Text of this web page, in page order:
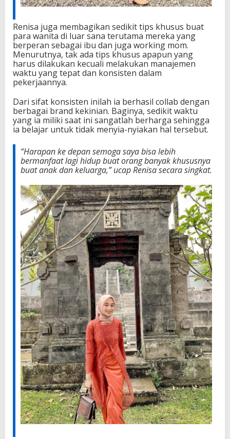
Renisa juga membagikan sedikit tips khusus buat
para wanita di luar sana terutama mereka yang
berperan sebagai ibu dan juga working mom.
Menurutnya, tak ada tips khusus apapun yang
harus dilakukan kecuali melakukan manajemen
waktu yang tepat dan konsisten dalam
pekerjaannya.
Dari sifat konsisten inilah ia berhasil collab dengan
berbagai brand kekinian. Baginya, sedikit waktu
yang ia miliki saat ini sangatlah berharga sehingga
ia belajar untuk tidak menyia-nyiakan hal tersebut.
“Harapan ke depan semoga saya bisa lebih
bermanfaat lagi hidup buat orang banyak khususnya
buat anak dan keluarga,” ucap Renisa secara singkat.